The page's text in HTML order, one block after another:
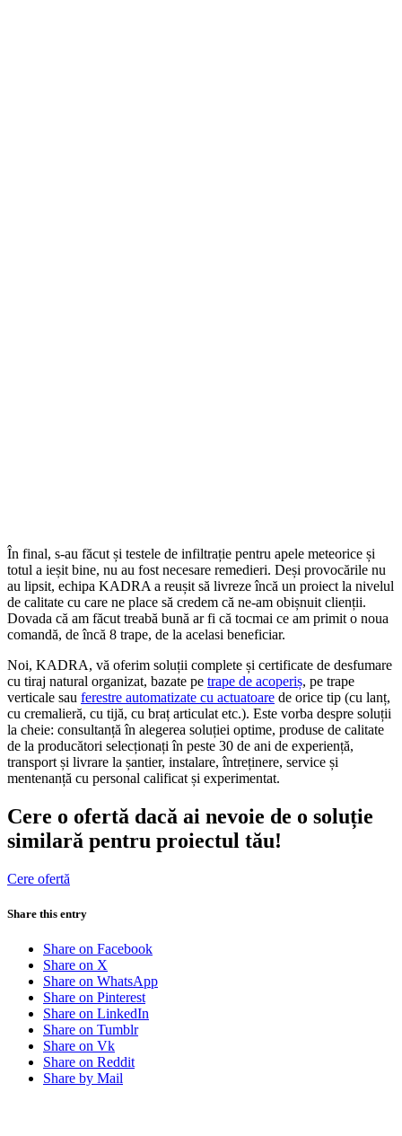
În final, s-au făcut și testele de infiltrație pentru apele meteorice și
totul a ieșit bine, nu au fost necesare remedieri. Deși provocările nu
au lipsit, echipa KADRA a reușit să livreze încă un proiect la nivelul
de calitate cu care ne place să credem că ne-am obișnuit clienții.
Dovada că am făcut treabă bună ar fi că tocmai ce am primit o noua
comandă, de încă 8 trape, de la acelasi beneficiar.
Noi, KADRA, vă oferim soluții complete și certificate de desfumare
cu tiraj natural organizat, bazate pe trape de acoperiș, pe trape
verticale sau ferestre automatizate cu actuatoare de orice tip (cu lanț,
cu cremalieră, cu tijă, cu braț articulat etc.). Este vorba despre soluții
la cheie: consultanță în alegerea soluției optime, produse de calitate
de la producători selecționați în peste 30 de ani de experiență,
transport și livrare la șantier, instalare, întreținere, service și
mentenanță cu personal calificat și experimentat.
Cere o ofertă dacă ai nevoie de o soluție
similară pentru proiectul tău!
Cere ofertă
Share this entry
Share on Facebook
Share on X
Share on WhatsApp
Share on Pinterest
Share on LinkedIn
Share on Tumblr
Share on Vk
Share on Reddit
Share by Mail